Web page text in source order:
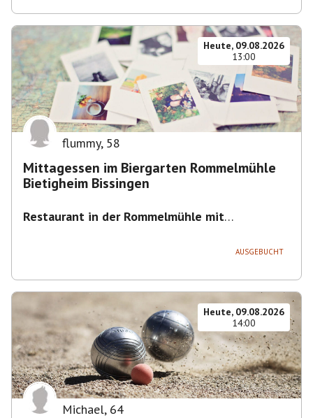
Heute, 09.08.2026
13:00
flummy, 58
Mittagessen im Biergarten Rommelmühle
Bietigheim Bissingen
Restaurant in der Rommelmühle mit
AUSGEBUCHT
Heute, 09.08.2026
14:00
Michael, 64